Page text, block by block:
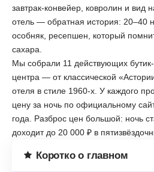
завтрак-конвейер, ковролин и вид
отель — обратная история: 20–40
особняк, ресепшен, который
сахара.
Мы собрали 11 действующих
центра — от классической
отеля в стиле 1960-х. У каждого
цену за ночь по официальному
года. Разброс цен большой: ночь
доходит до 20 000 ₽ в
Коротко о главном